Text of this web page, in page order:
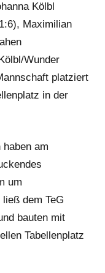
Kölbl
Maximilian
Wunder
platziert
in der
am
um
dem TeG
bauten mit
Tabellenplatz